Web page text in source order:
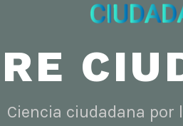
Ciencia ciudadana por